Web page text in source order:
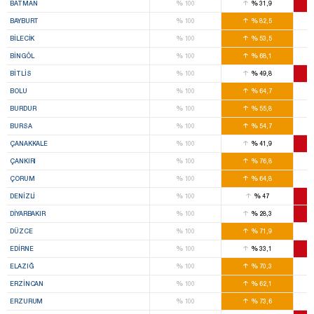
BATMAN %100 %31,9
BAYBURT %100 %82,5
BILECIK %100 %53,5
BINGÖL %100 %68,1
BITLIS %100 %49,8
BOLU %100 %64,7
BURDUR %100 %55,8
BURSA %100 %54,7
ÇANAKKALE %100 %41,9
ÇANKIRI %100 %76,8
ÇORUM %100 %64,8
DENIZLI %100 %47
DIYARBAKIR %100 %28,3
DÜZCE %100 %71,9
EDIRNE %100 %33,1
ELAZIĞ %100 %70,3
ERZINCAN %100 %62,1
ERZURUM %100 %73,6